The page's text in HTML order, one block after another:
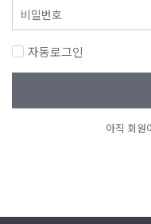
자동로그인
아직 회원